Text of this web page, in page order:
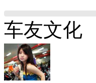
车友文化